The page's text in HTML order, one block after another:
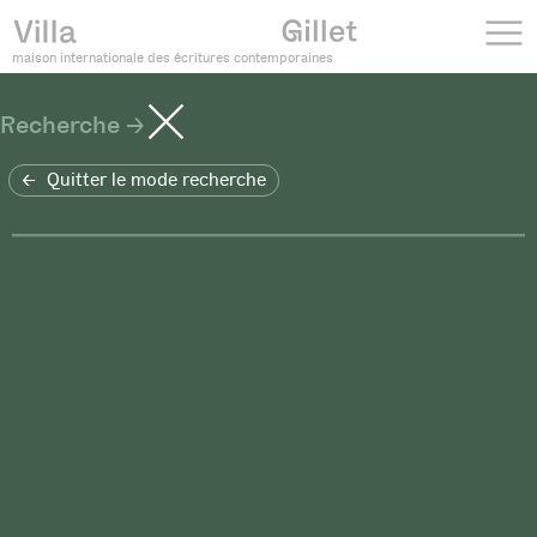
maison internationale des écritures contemporaines
Recherche
Quitter le mode recherche